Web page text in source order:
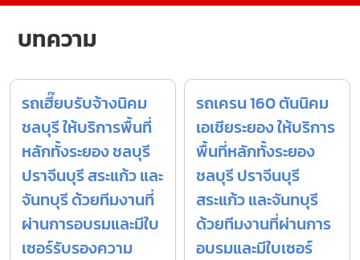
บทความ
รถเฮี๊ยบรับจ้างนิคม
ชลบุรี ให้บริการพื้นที่
หลักทั้งระยอง ชลบุรี
ปราจีนบุรี สระแก้ว และ
จันทบุรี ด้วยทีมงานที่
ผ่านการอบรมและมีใบ
เซอร์รับรองความ
รถเครน 160 ตันนิคม
เอเชียระยอง ให้บริการ
พื้นที่หลักทั้งระยอง
ชลบุรี ปราจีนบุรี
สระแก้ว และจันทบุรี
ด้วยทีมงานที่ผ่านการ
อบรมและมีใบเซอร์